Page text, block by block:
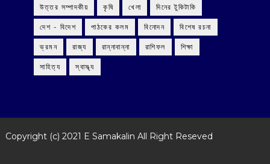
উত্তর সম্পাদকীয় কৃষি খেলা দিনের টুকিটাকি
দেশ - বিদেশ পাঠকের কলম বিনোদন বিশেষ রচনা
ভ্রমন রাজ্য রান্নাবান্না রাশিফল শিক্ষা
সাহিত্য স্বাস্থ্য
Copyright (c) 2021 E Samakalin All Right Reseved